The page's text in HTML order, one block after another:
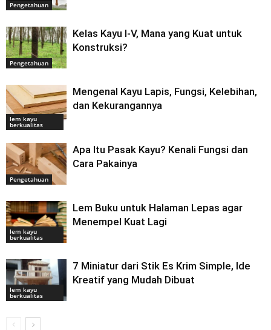
Pengetahuan
Pengetahuan
Kelas Kayu I-V, Mana yang Kuat untuk
Konstruksi?
lem kayu
berkualitas
Mengenal Kayu Lapis, Fungsi, Kelebihan,
dan Kekurangannya
Pengetahuan
Apa Itu Pasak Kayu? Kenali Fungsi dan
Cara Pakainya
lem kayu
berkualitas
Lem Buku untuk Halaman Lepas agar
Menempel Kuat Lagi
lem kayu
berkualitas
7 Miniatur dari Stik Es Krim Simple, Ide
Kreatif yang Mudah Dibuat